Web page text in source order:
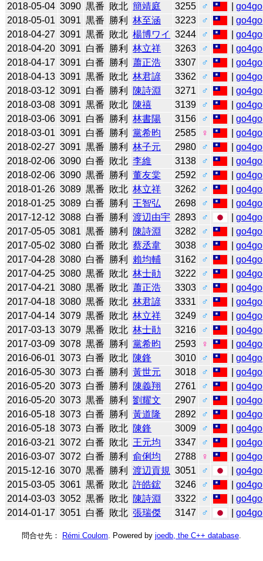
2018-05-04 3090 黒番 敗北 簡靖庭 3255 ♂ |go4go
2018-05-01 3091 黒番 勝利 林至涵 3223 ♂ |go4go
2018-04-27 3091 黒番 敗北 楊博ワイ 3244 ♂ |go4go
2018-04-20 3091 白番 勝利 林立祥 3263 ♂ |go4go
2018-04-17 3091 白番 勝利 蕭正浩 3307 ♂ |go4go
2018-04-13 3091 黒番 敗北 林君諺 3362 ♂ |go4go
2018-03-12 3091 白番 勝利 陳詩淵 3271 ♂ |go4go
2018-03-08 3091 黒番 敗北 陳禧 3139 ♂ |go4go
2018-03-06 3091 白番 勝利 林書陽 3156 ♂ |go4go
2018-03-01 3091 白番 勝利 黨希昀 2585 ♀ |go4go
2018-02-27 3091 黒番 勝利 林子元 2980 ♂ |go4go
2018-02-06 3090 白番 敗北 李維 3138 ♂ |go4go
2018-02-06 3090 黒番 勝利 董友棠 2592 ♂ |go4go
2018-01-26 3089 黒番 敗北 林立祥 3262 ♂ |go4go
2018-01-25 3089 白番 勝利 王智弘 2698 ♂ |go4go
2017-12-12 3088 白番 勝利 渡辺由宇 2893 ♂ |go4go
2017-05-05 3081 黒番 勝利 陳詩淵 3282 ♂ |go4go
2017-05-02 3080 白番 敗北 蔡丞韋 3038 ♂ |go4go
2017-04-28 3080 白番 勝利 賴均輔 3162 ♂ |go4go
2017-04-25 3080 黒番 敗北 林士勛 3222 ♂ |go4go
2017-04-21 3080 黒番 敗北 蕭正浩 3303 ♂ |go4go
2017-04-18 3080 黒番 敗北 林君諺 3331 ♂ |go4go
2017-04-14 3079 黒番 敗北 林立祥 3249 ♂ |go4go
2017-03-13 3079 黒番 敗北 林士勛 3216 ♂ |go4go
2017-03-09 3078 黒番 勝利 黨希昀 2593 ♀ |go4go
2016-06-01 3073 白番 敗北 陳鋒 3010 ♂ |go4go
2016-05-30 3073 白番 勝利 黃世元 3018 ♂ |go4go
2016-05-20 3073 白番 勝利 陳義翔 2761 ♂ |go4go
2016-05-20 3073 黒番 勝利 劉耀文 2907 ♂ |go4go
2016-05-18 3073 白番 勝利 黃道隆 2892 ♂ |go4go
2016-05-18 3073 白番 敗北 陳鋒 3009 ♂ |go4go
2016-03-21 3072 白番 敗北 王元均 3347 ♂ |go4go
2016-03-07 3072 白番 勝利 俞俐均 2788 ♀ |go4go
2015-12-16 3070 黒番 勝利 渡辺貢規 3051 ♂ |go4go
2015-03-05 3061 黒番 敗北 許皓鋐 3246 ♂ |go4go
2014-03-03 3052 黒番 敗北 陳詩淵 3322 ♂ |go4go
2014-01-17 3051 白番 敗北 張瑞傑 3147 ♂ |go4go
問合せ先： Rémi Coulom . Powered by joedb, the C++ database